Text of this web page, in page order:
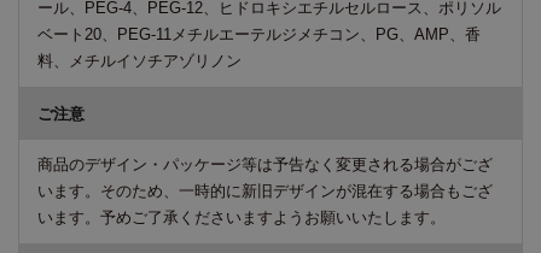
ール、PEG-4、PEG-12、ヒドロキシエチルセルロース、ポリソル
ベート20、PEG-11メチルエーテルジメチコン、PG、AMP、香
料、メチルイソチアゾリノン
ご注意
商品のデザイン・パッケージ等は予告なく変更される場合がござ
います。そのため、一時的に新旧デザインが混在する場合もござ
います。予めご了承くださいますようお願いいたします。